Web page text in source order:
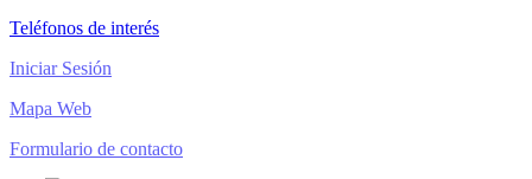
Teléfonos de interés
Iniciar Sesión
Mapa Web
Formulario de contacto